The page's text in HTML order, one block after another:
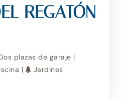
REGATÓN
plazas de garaje |
| Jardines